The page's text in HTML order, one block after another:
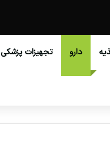
دارو تجهیزات پزشکی